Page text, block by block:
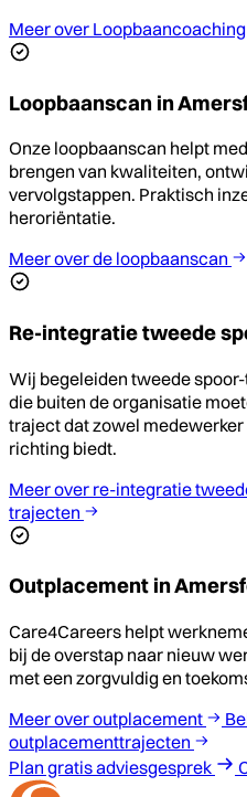
Meer over Loopbaancoaching
Loopbaanscan in
Onze loopbaanscan helpt
brengen van kwaliteiten,
vervolgstappen. Praktisch
heroriëntatie.
Meer over de loopbaanscan
Re-integratie tweede
Wij begeleiden tweede
die buiten de organisatie
traject dat zowel
richting biedt.
Meer over re-integratie
trajecten
Outplacement in
Care4Careers helpt
bij de overstap naar nieuw
met een zorgvuldig en
Meer over outplacement
outplacementtrajecten
Plan gratis adviesgesprek